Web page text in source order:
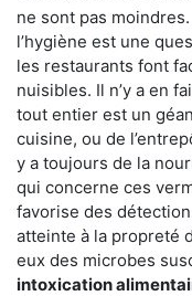
ne sont pas
l’hygiène est une
les restaurants font
nuisibles. Il n’y a en
tout entier est un
cuisine, ou de
y a toujours de la
qui concerne ces
favorise des
atteinte à la propreté
eux des microbes
intoxication